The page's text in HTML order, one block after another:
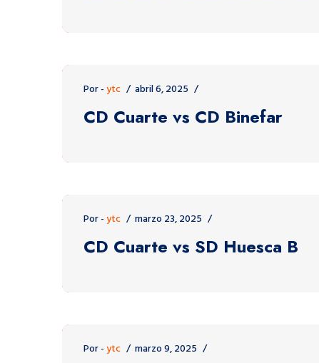
Por -ytc abril 6, 2025
CD Cuarte vs CD Binefar
Por -ytc marzo 23, 2025
CD Cuarte vs SD Huesca B
Por -ytc marzo 9, 2025